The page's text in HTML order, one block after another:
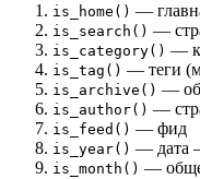
is_home() —
is_search() —
is_category() —
is_tag() — теги
is_archive() —
is_author() —
is_feed() — фид
is_year() — дата
is_month() —